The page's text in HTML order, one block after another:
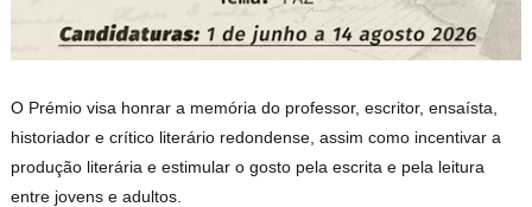
O Prémio visa honrar a memória do professor, escritor, ensaísta,
historiador e crítico literário redondense, assim como incentivar a
produção literária e estimular o gosto pela escrita e pela leitura
entre jovens e adultos.